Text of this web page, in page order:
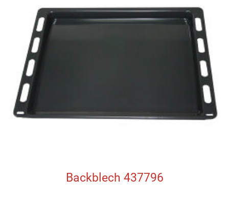
Backblech 437796